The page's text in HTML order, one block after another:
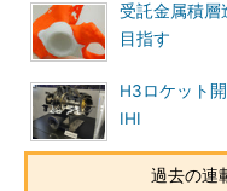
受託金属積層
目指す
H3ロケット
IHI
過去の連